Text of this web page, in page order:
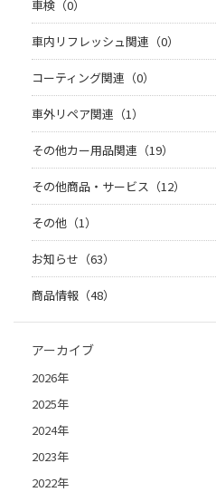
車検（0）
車内リフレッシュ関連（0）
コーティング関連（0）
車外リペア関連（1）
その他カー用品関連（19）
その他商品・サービス（12）
その他（1）
お知らせ（63）
商品情報（48）
アーカイブ
2026年
2025年
2024年
2023年
2022年